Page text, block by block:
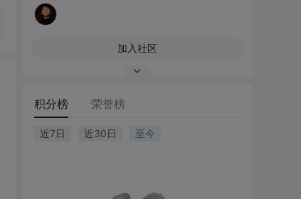
加入社区
积分榜 荣誉榜
近7日 近30日 至今